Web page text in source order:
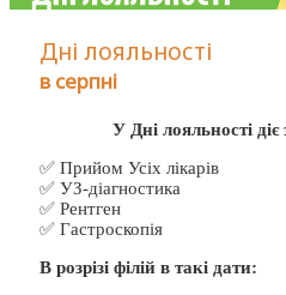
Дні лояльності
в серпні
У Дні лояльності
✅ Прийом Усіх лікарів
✅ УЗ-діагностика
✅ Рентген
✅ Гастроскопія
В розрізі філій в такі дати: